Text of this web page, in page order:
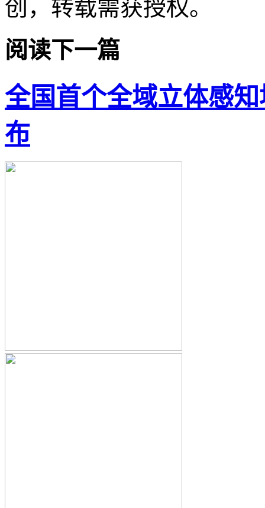
创，转载需获授权。
阅读下一篇
全国首个全域立体感
布